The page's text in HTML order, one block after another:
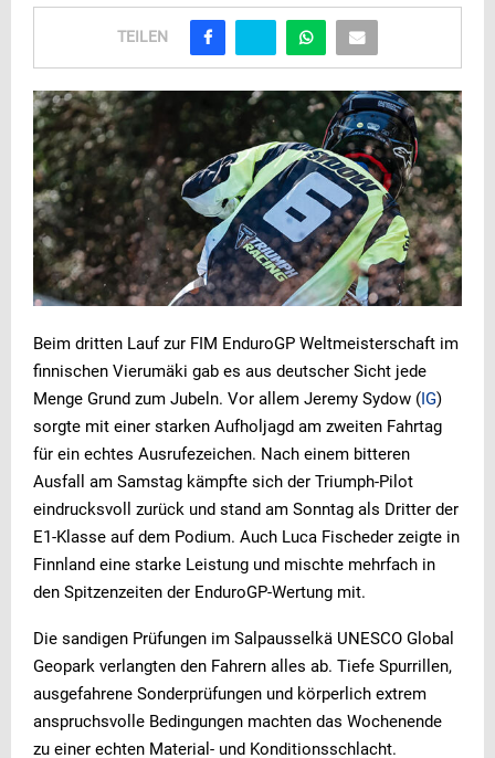
TEILEN
Beim dritten Lauf zur FIM EnduroGP Weltmeisterschaft im
finnischen Vierumäki gab es aus deutscher Sicht jede
Menge Grund zum Jubeln. Vor allem Jeremy Sydow (IG)
sorgte mit einer starken Aufholjagd am zweiten Fahrtag
für ein echtes Ausrufezeichen. Nach einem bitteren
Ausfall am Samstag kämpfte sich der Triumph-Pilot
eindrucksvoll zurück und stand am Sonntag als Dritter der
E1-Klasse auf dem Podium. Auch Luca Fischeder zeigte in
Finnland eine starke Leistung und mischte mehrfach in
den Spitzenzeiten der EnduroGP-Wertung mit.
Die sandigen Prüfungen im Salpausselkä UNESCO Global
Geopark verlangten den Fahrern alles ab. Tiefe Spurrillen,
ausgefahrene Sonderprüfungen und körperlich extrem
anspruchsvolle Bedingungen machten das Wochenende
zu einer echten Material- und Konditionsschlacht.